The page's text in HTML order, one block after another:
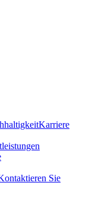
Karriere
Sie